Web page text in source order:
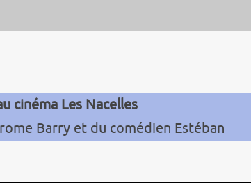
cinéma Les Nacelles
Barry et du comédien Estéban